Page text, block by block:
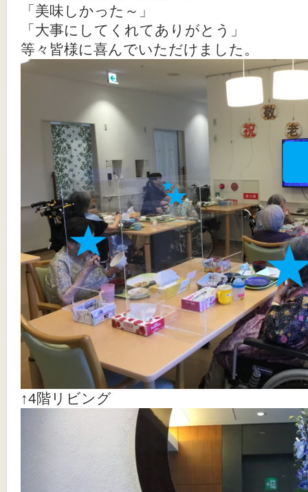
「美味しかった～」
「大事にしてくれてありがとう」
等々皆様に喜んでいただけました。
↑4階リビング